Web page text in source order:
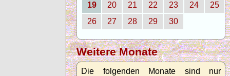
19
20 21 22 23 24
25
26
27 28 29 30
Weitere Monate
Die folgenden Monate sind nur